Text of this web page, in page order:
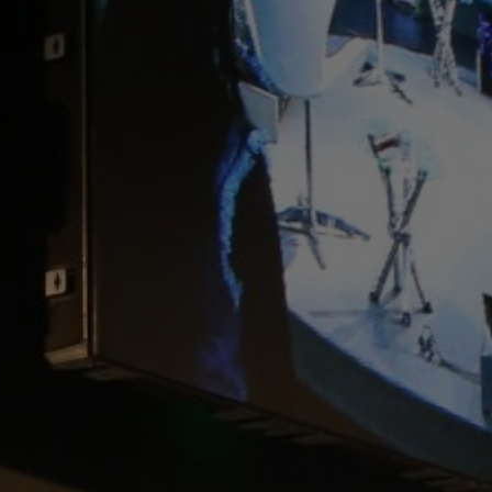
EJA E ENSINO MÉDIO
DAS ENCHENTES DE 2024